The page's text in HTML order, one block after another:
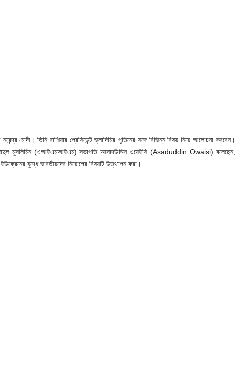
নরেন্দ্র মোদী। তিনি রাশিয়ার প্রেসিডেন্ট ভ্লাদিমির পুতিনের সঙ্গে বিভিন্ন বিষয় নিয়ে আলোচনা করবেন।
মুসলিমিন (এআইএমআইএম) সভাপতি আসাদউদ্দিন ওয়েইসি (Asaduddin Owaisi) বলেছেন,
ইউক্রেনের যুদ্ধে ভারতীয়দের নিয়োগের বিষয়টি উত্থাপন করা।